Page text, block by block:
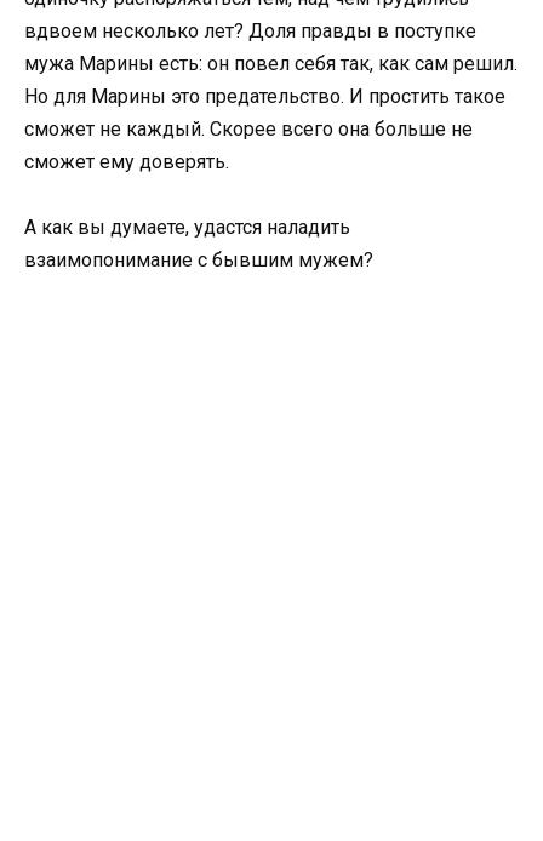
вдвоем несколько лет? Доля правды в поступке
мужа Марины есть: он повел себя так, как сам решил.
Но для Марины это предательство. И простить такое
сможет не каждый. Скорее всего она больше не
сможет ему доверять.
А как вы думаете, удастся наладить
взаимопонимание с бывшим мужем?